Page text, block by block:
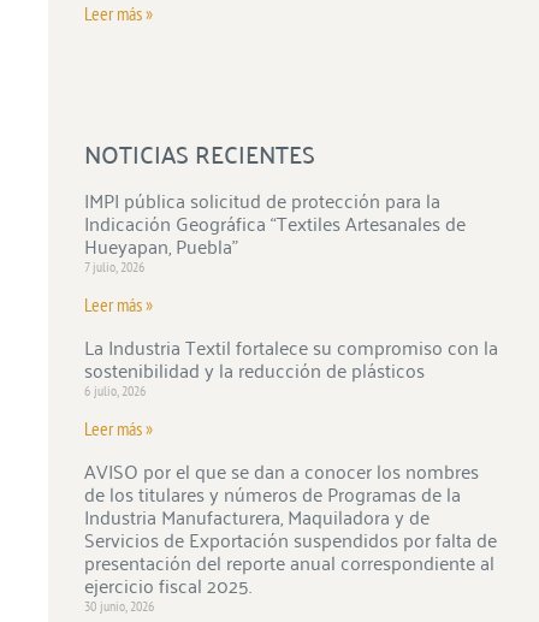
Leer más »
NOTICIAS RECIENTES
IMPI pública solicitud de protección para la
Indicación Geográfica “Textiles Artesanales de
Hueyapan, Puebla”
7 julio, 2026
Leer más »
La Industria Textil fortalece su compromiso con la
sostenibilidad y la reducción de plásticos
6 julio, 2026
Leer más »
AVISO por el que se dan a conocer los nombres
de los titulares y números de Programas de la
Industria Manufacturera, Maquiladora y de
Servicios de Exportación suspendidos por falta de
presentación del reporte anual correspondiente al
ejercicio fiscal 2025.
30 junio, 2026